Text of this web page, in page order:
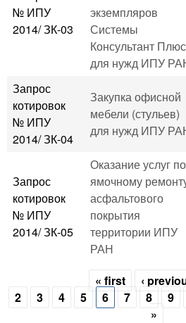
№ ИПУ
2014/ ЗК-03
экземпляров
Системы
Консультант Плюс
для нужд ИПУ
Запрос
котировок
№ ИПУ
2014/ ЗК-04
Закупка офисной
мебели (стульев)
для нужд ИПУ
Запрос
котировок
№ ИПУ
2014/ ЗК-05
Оказание услуг по
ямочному
асфальтового
покрытия
территории ИПУ
РАН
Pages
« first ‹
2
3 4 5 6 7 8 9
»